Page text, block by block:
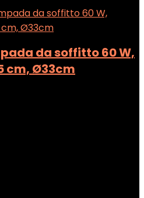
da soffitto 60 W,
cm, Ø33cm